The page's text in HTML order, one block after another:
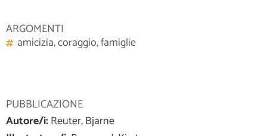
PUBBLICAZIONE
Autore/i:Reuter, Bjarne
ARGOMENTI
amicizia,coraggio,famiglie